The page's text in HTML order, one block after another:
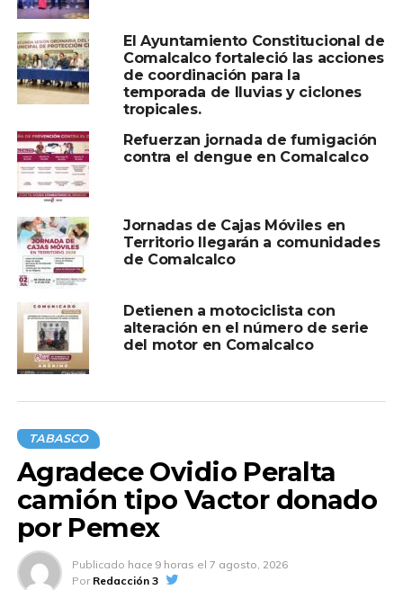
El Ayuntamiento Constitucional de
Comalcalco fortaleció las acciones
de coordinación para la
temporada de lluvias y ciclones
tropicales.
Refuerzan jornada de fumigación
contra el dengue en Comalcalco
Jornadas de Cajas Móviles en
Territorio llegarán a comunidades
de Comalcalco
Detienen a motociclista con
alteración en el número de serie
del motor en Comalcalco
TABASCO
Agradece Ovidio Peralta
camión tipo Vactor donado
por Pemex
Publicado hace 9 horas el 7 agosto, 2026
Por Redacción 3